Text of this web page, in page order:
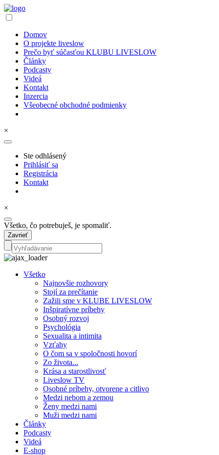
Domov
O projekte liveslow
Prečo byť súčasťou KLUBU LIVESLOW
Články
Podcasty
Videá
Kontakt
Inzercia
Všeobecné obchodné podmienky
×
Ste odhlásený
Prihlásiť sa
Registrácia
Kontakt
×
Všetko, čo potrebuješ, je spomaliť.
Zavrieť
Všetko
Najnovšie rozhovory
Stojí za prečítanie
Zažili sme v KLUBE LIVESLOW
Inšpiratívne príbehy
Osobný rozvoj
Psychológia
Sexualita a intimita
Vzťahy
O čom sa v spoločnosti hovorí
Zo života...
Krása a starostlivosť
Liveslow TV
Osobné príbehy, otvorene a citlivo
Medzi nebom a zemou
Ženy medzi nami
Muži medzi nami
Články
Podcasty
Videá
E-shop